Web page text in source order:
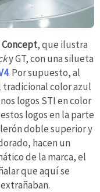
, que ilustra
y GT, con una silueta
. Por supuesto, al
tradicional color azul
logos STI en color
logos en la parte
doble superior y
hacen un
de la marca, el
que aquí se